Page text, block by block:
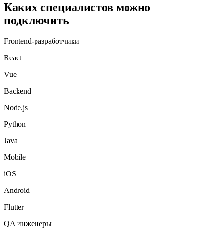
Каких специалистов можно
подключить
Frontend-разработчики
React
Vue
Backend
Node.js
Python
Java
Mobile
iOS
Android
Flutter
QA инженеры